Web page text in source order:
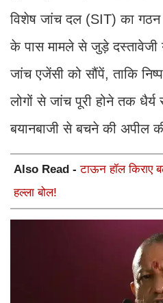
विशेष जांच दल (SIT) का गठन
के पास मामले से जुड़े दस्तावेजी
जांच एजेंसी को सौंपें, ताकि
लोगों से जांच पूरी होने तक धैर्य
बयानबाजी से बचने की अपील
Also Read -टाऊन हॉल किराए
हल्ला बोल!